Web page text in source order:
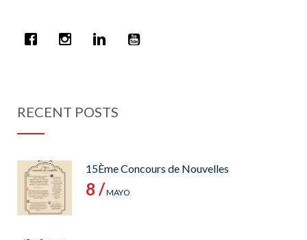
RECENT POSTS
15Ème Concours de Nouvelles
8 /MAYO